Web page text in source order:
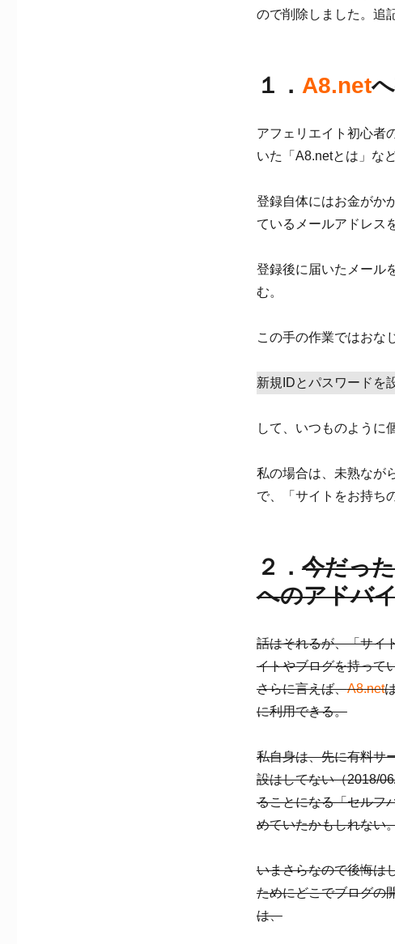
ので削除しました。追
１． A8.net
アフェリエイト初心者
いた「A8.netとは」な
登録自体にはお金がか
ているメールアドレス
登録後に届いたメール
む。
この手の作業ではおな
新規IDとパスワードを
して、いつものように
私の場合は、未熟なが
で、「サイトをお持ち
２． 今だっ
へのアドバ
話はそれるが、「サイ
イトやブログを持って
さらに言えば、A8.net
に利用できる。
私自身は、先に有料サ
設はしてない（2018/
ることになる「セルフ
めていたかもしれない
いまさらなので後悔は
ためにどこでブログの
は、